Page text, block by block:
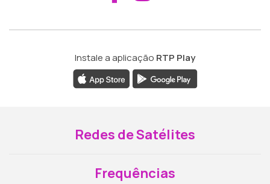
Instale a aplicação RTP Play
Redes de Satélites
Frequências